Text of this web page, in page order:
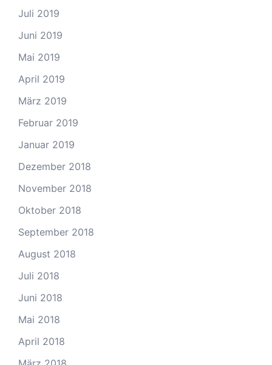
Juli 2019
Juni 2019
Mai 2019
April 2019
März 2019
Februar 2019
Januar 2019
Dezember 2018
November 2018
Oktober 2018
September 2018
August 2018
Juli 2018
Juni 2018
Mai 2018
April 2018